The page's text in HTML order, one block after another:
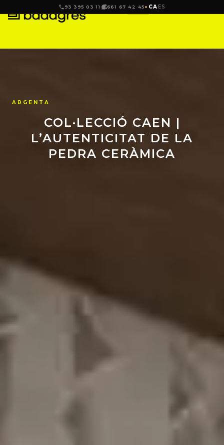
93 395 03 11 661 67 42 45 CA ES
COL·LECCIÓ CAEN |
L’AUTENTICITAT DE LA
PEDRA CERÀMICA
ARGENTA